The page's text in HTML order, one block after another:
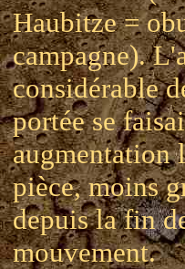
Haubitze =
campagne).
considérable
portée se
augmentation
pièce, moins
depuis la fin
mouvement.